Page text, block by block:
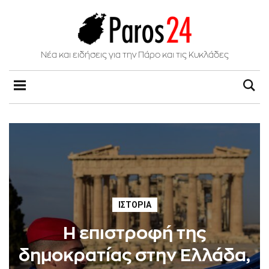
Νέα και ειδήσεις για την Πάρο και τις Κυκλάδες
ΙΣΤΟΡΊΑ
Η επιστροφή της
δημοκρατίας στην Ελλάδα,